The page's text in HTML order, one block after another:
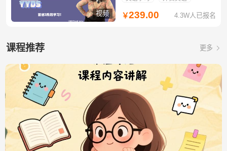
视频 ￥239.00 4.3W人已报名
课程推荐 更多